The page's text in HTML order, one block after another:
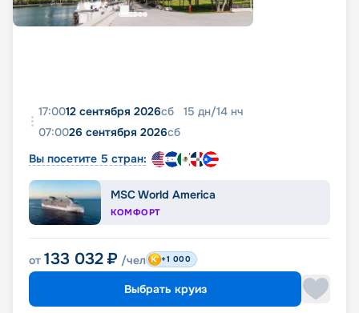
17:0012 сентября 2026сб 15 дн/14 нч
07:0026 сентября 2026сб
Вы посетите 5 стран:
MSC World America
КОМФОРТ
от 133 032 ₽ /чел +1 000
Выбрать круиз